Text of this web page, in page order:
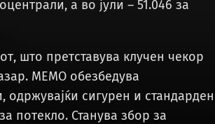
а во јули – 51.046 за
што претставува клучен чекор
МЕМО обезбедува
одржувајќи сигурен и стандарден
потекло. Станува збор за